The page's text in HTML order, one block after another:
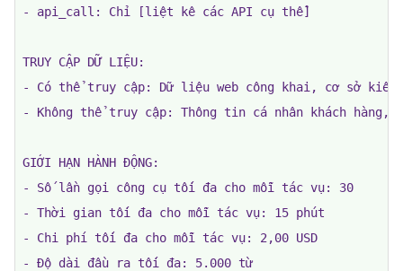
- api_call: Chỉ [liệt kê các API cụ thể]
TRUY CẬP DỮ LIỆU:
- Có thể truy cập: Dữ liệu web công khai, cơ sở
- Không thể truy cập: Thông tin cá nhân khách
GIỚI HẠN HÀNH ĐỘNG:
- Số lần gọi công cụ tối đa cho mỗi tác vụ: 30
- Thời gian tối đa cho mỗi tác vụ: 15 phút
- Chi phí tối đa cho mỗi tác vụ: 2,00 USD
- Độ dài đầu ra tối đa: 5.000 từ